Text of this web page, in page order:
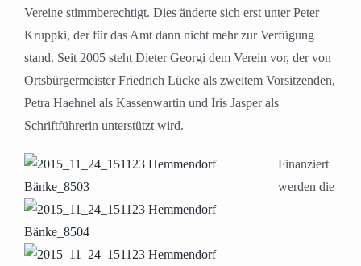
Vereine stimmberechtigt. Dies änderte sich erst unter Peter
Kruppki, der für das Amt dann nicht mehr zur Verfügung
stand. Seit 2005 steht Dieter Georgi dem Verein vor, der von
Ortsbürgermeister Friedrich Lücke als zweitem Vorsitzenden,
Petra Haehnel als Kassenwartin und Iris Jasper als
Schriftführerin unterstützt wird.
Finanziert
werden die